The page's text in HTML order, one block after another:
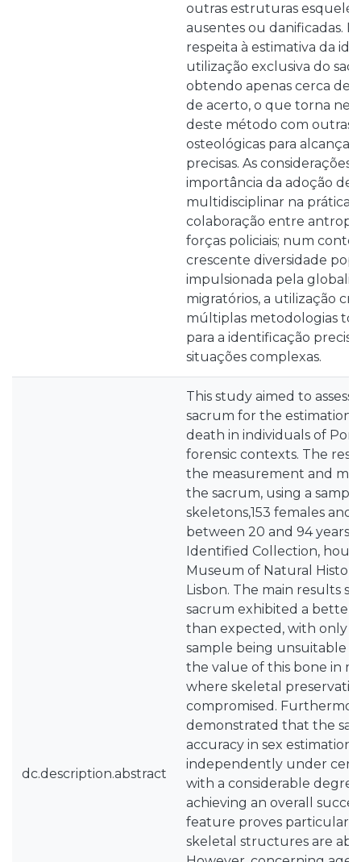
outras estruturas
ausentes ou danificadas.
respeita à estimativa da
utilização exclusiva do
obtendo apenas cerca de
de acerto, o que torna
deste método com outras
osteológicas para alcançar
precisas. As considerações
importância da adoção de
multidisciplinar na prática
colaboração entre
forças policiais; num
crescente diversidade
impulsionada pela
migratórios, a utilização
múltiplas metodologias
para a identificação
situações complexas.
dc.description.abstract
This study aimed to
sacrum for the estimation
death in individuals of
forensic contexts. The
the measurement and
the sacrum, using a
skeletons,153 females and
between 20 and 94 years,
Identified Collection,
Museum of Natural
Lisbon. The main results
sacrum exhibited a better
than expected, with only
sample being unsuitable
the value of this bone in
where skeletal
compromised.
demonstrated that the
accuracy in sex estimation
independently under
with a considerable
achieving an overall
feature proves
skeletal structures are